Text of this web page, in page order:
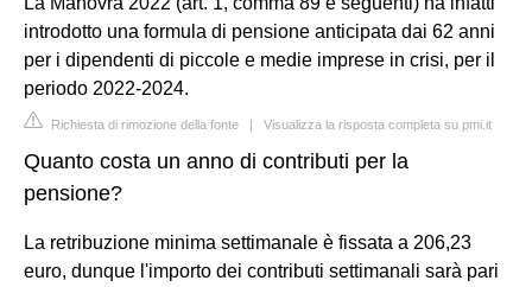
introdotto una formula di pensione anticipata dai 62 anni
per i dipendenti di piccole e medie imprese in crisi, per il
periodo 2022-2024.
Richiesta di rimozione della fonte | Visualizza la risposta completa su pmi.it
Quanto costa un anno di contributi per la
pensione?
La retribuzione minima settimanale è fissata a 206,23
euro, dunque l'importo dei contributi settimanali sarà pari